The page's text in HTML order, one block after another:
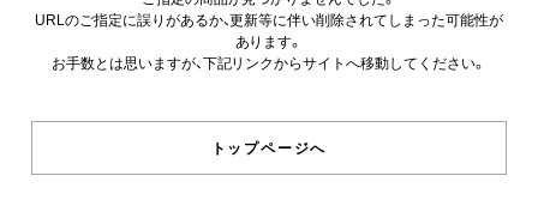
ベストセラー
コレクション
URLのご指定に誤りがあるか、更新等に伴い削除されてしまった可能性が
あります。
お手数とは思いますが、下記リンクからサイトへ移動してください。
トップページへ